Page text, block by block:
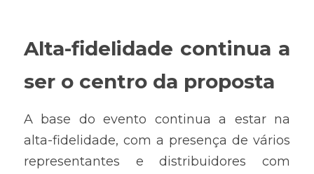
Alta-fidelidade continua a
ser o centro da proposta
A base do evento continua a estar na
alta-fidelidade, com a presença de vários
representantes e distribuidores com